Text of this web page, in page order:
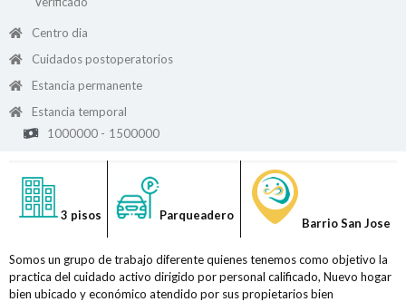
Centro dia
Cuidados postoperatorios
Estancia permanente
Estancia temporal
1000000 - 1500000
3 pisos Parqueadero
Barrio San Jose
Somos un grupo de trabajo diferente quienes tenemos como objetivo la
practica del cuidado activo dirigido por personal calificado, Nuevo hogar
bien ubicado y económico atendido por sus propietarios bien